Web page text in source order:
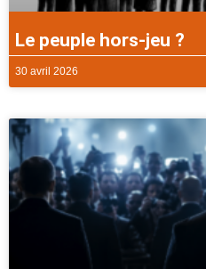
Le peuple hors-jeu ?
30 avril 2026